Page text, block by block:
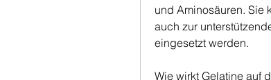
und Aminosäuren. Sie
auch zur
eingesetzt werden.
Wie wirkt Gelatine auf